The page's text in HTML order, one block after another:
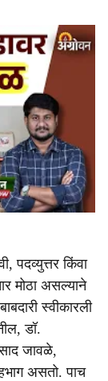
पदव्युत्तर किंवा
मोठा असल्याने
स्वीकारली
डॉ.
जावळे,
असतो. पाच